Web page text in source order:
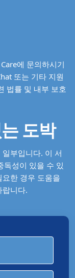
에 문의하시기
또는 기타 지원
법률 및 내부 보호
도박
부입니다. 이 서
독성이 있을 수 있
한 경우 도움을
랍니다.